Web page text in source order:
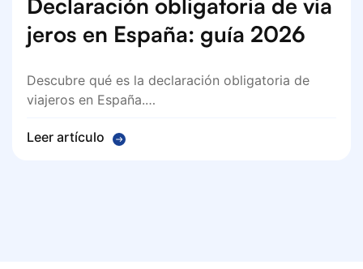
jeros en España: guía 2026
Descubre qué es la declaración obligatoria de
viajeros en España.…
Leer artículo